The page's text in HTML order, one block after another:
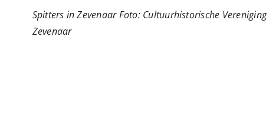
Spitters in Zevenaar Foto: Cultuurhistorische Vereniging
Zevenaar